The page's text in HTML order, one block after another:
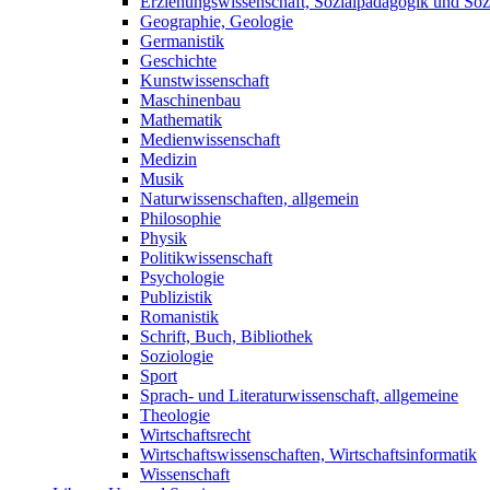
Geographie, Geologie
Germanistik
Geschichte
Kunstwissenschaft
Maschinenbau
Mathematik
Medienwissenschaft
Medizin
Musik
Naturwissenschaften, allgemein
Philosophie
Physik
Politikwissenschaft
Psychologie
Publizistik
Romanistik
Schrift, Buch, Bibliothek
Soziologie
Sport
Sprach- und Literaturwissenschaft, allgemeine
Theologie
Wirtschaftsrecht
Wirtschaftswissenschaften, Wirtschaftsinformatik
Wissenschaft